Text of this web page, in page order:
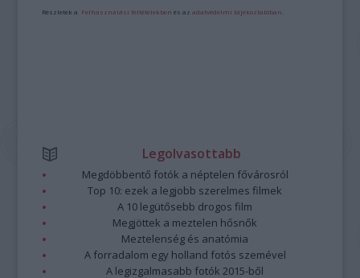
Részletek a Felhasználási feltételekben és azadatvédelmi tájékoztatóban
Legolvasottabb
Megdöbbentő fotók a néptelen fővárosról
Top 10: ezek a legjobb szerelmes filmek
A 10 legütősebb drogos film
Megjöttek a meztelen hősnők
Meztelenség és anatómia
A forradalom egy holland fotós szemével
A legizgalmasabb fotók 2015-ből